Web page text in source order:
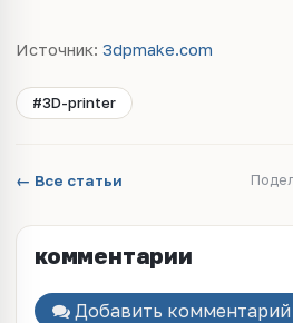
Источник: 3dpmake.com
#3D-printer
← Все статьи
комментарии
Добавить комментарий